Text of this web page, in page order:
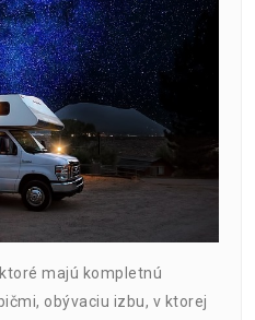
majú kompletnú
obývaciu izbu, v ktorej